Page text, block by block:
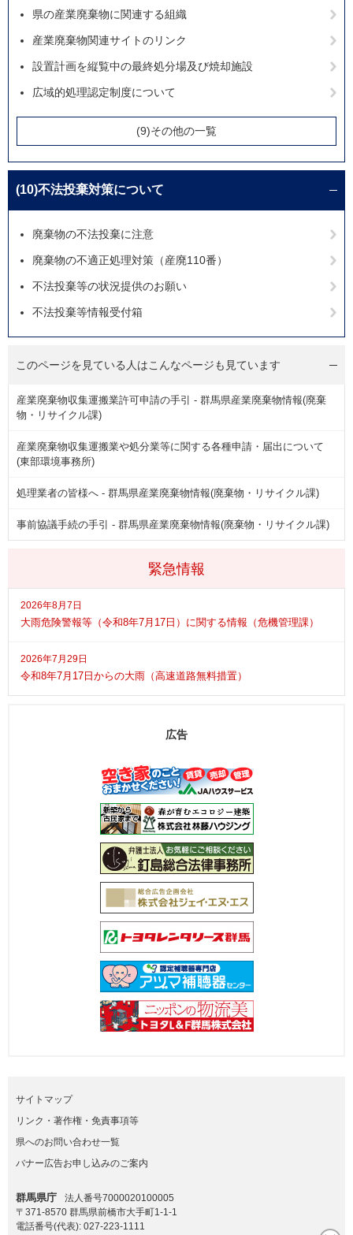
緊急情報
2026年8月7日
大雨危険警報等（令和8年7月17日）に関する情報（危機管理課）
2026年7月29日
令和8年7月17日からの大雨（高速道路無料措置）
県の産業廃棄物に関連する組織
産業廃棄物関連サイトのリンク
設置計画を縦覧中の最終処分場及び焼却施設
広域的処理認定制度について
(9)その他の一覧
(10)不法投棄対策について
廃棄物の不法投棄に注意
廃棄物の不適正処理対策（産廃110番）
不法投棄等の状況提供のお願い
不法投棄等情報受付箱
このページを見ている人はこんなページも見ています
産業廃棄物収集運搬業許可申請の手引 - 群馬県産業廃棄物情報(廃棄
物・リサイクル課)
産業廃棄物収集運搬業や処分業等に関する各種申請・届出について
(東部環境事務所)
処理業者の皆様へ - 群馬県産業廃棄物情報(廃棄物・リサイクル課)
事前協議手続の手引 - 群馬県産業廃棄物情報(廃棄物・リサイクル課)
広告
サイトマップ
リンク・著作権・免責事項等
県へのお問い合わせ一覧
バナー広告お申し込みのご案内
群馬県庁
法人番号7000020100005
〒371-8570 群馬県前橋市大手町1-1-1
電話番号(代表): 027-223-1111